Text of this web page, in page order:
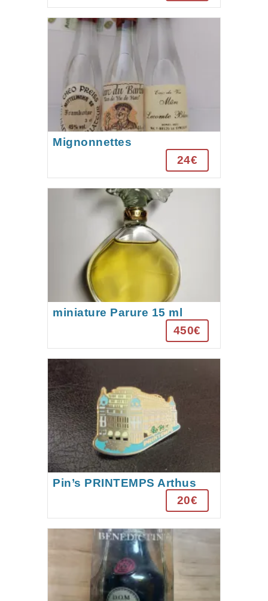
Mignonnettes
24€
miniature Parure 15 ml
450€
Pin’s PRINTEMPS Arthus
20€